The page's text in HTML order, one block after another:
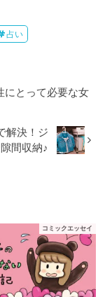
占い
にとって必要な女
解決！ジ
間収納♪
コミックエッセイ